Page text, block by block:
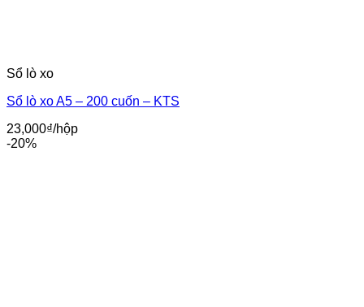
Sổ lò xo
Sổ lò xo A5 – 200 cuốn – KTS
23,000₫/hộp
-20%